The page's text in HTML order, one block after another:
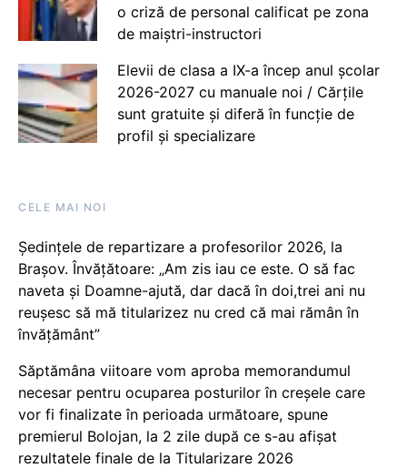
o criză de personal calificat pe zona
de maiștri-instructori
Elevii de clasa a IX-a încep anul școlar
2026-2027 cu manuale noi / Cărțile
sunt gratuite și diferă în funcție de
profil și specializare
CELE MAI NOI
Ședințele de repartizare a profesorilor 2026, la
Brașov. Învățătoare: „Am zis iau ce este. O să fac
naveta și Doamne-ajută, dar dacă în doi,trei ani nu
reușesc să mă titularizez nu cred că mai rămân în
învățământ”
Săptămâna viitoare vom aproba memorandumul
necesar pentru ocuparea posturilor în creșele care
vor fi finalizate în perioada următoare, spune
premierul Bolojan, la 2 zile după ce s-au afișat
rezultatele finale de la Titularizare 2026